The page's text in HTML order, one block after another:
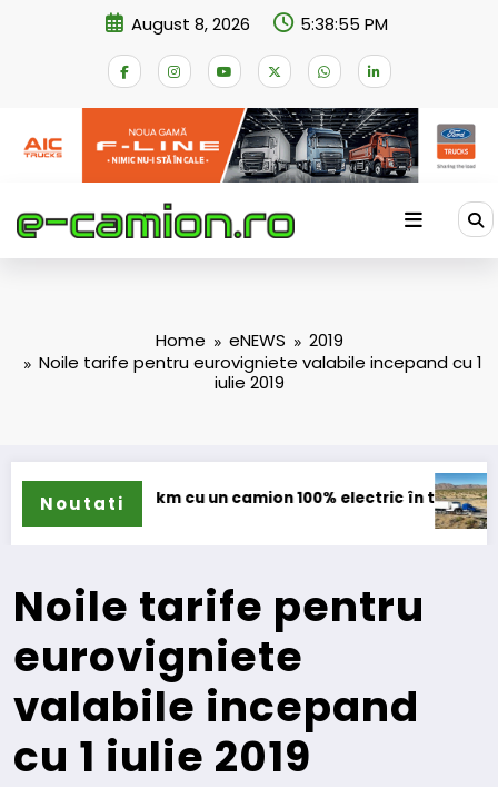
August 8, 2026 5:38:55 PM
Home eNEWS
2019
Noile tarife pentru eurovigniete valabile incepand cu 1
iulie 2019
Noutati
km cu un camion 100% electric în transport internațional
Proiectul Revoy
Noile tarife pentru
eurovigniete
valabile incepand
cu 1 iulie 2019